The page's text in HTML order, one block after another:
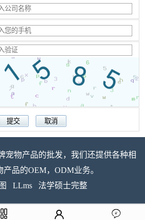
宠物产品的批发，我们还提供各种相
产品的OEM，ODM业务。
LLms 法学硕士完整